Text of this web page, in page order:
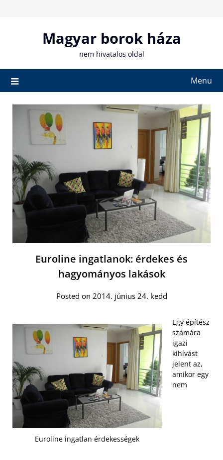
Magyar borok háza
nem hivatalos oldal
Menu
Euroline ingatlanok: érdekes és
hagyományos lakások
Posted on 2014. június 24. kedd
Euroline ingatlan érdekességek
Egy építész
számára
igazi
kihívást
jelent az,
amikor egy
nem